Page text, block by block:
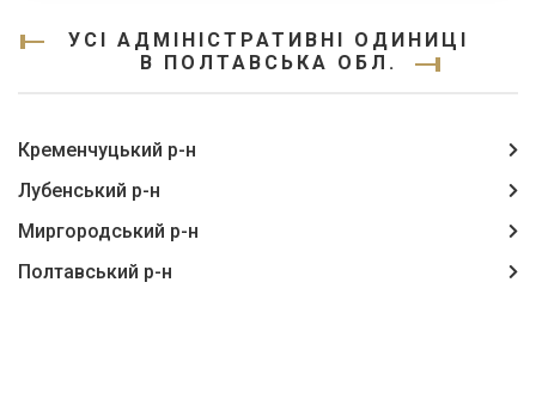
УСІ АДМІНІСТРАТИВНІ ОДИНИЦІ
В ПОЛТАВСЬКА ОБЛ.
Кременчуцький р-н
Лубенський р-н
Миргородський р-н
Полтавський р-н